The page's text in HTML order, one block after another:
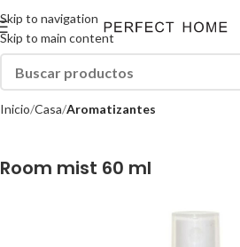
Skip to navigation
Skip to main content
Inicio Casa Aromatizantes
Room mist 60 ml